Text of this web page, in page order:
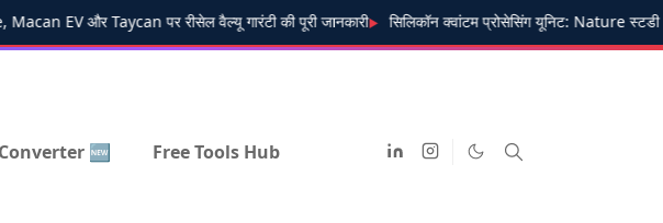
EV और Taycan पर रीसेल वैल्यू गारंटी की पूरी जानकारी सिलिकॉन क्वांटम प्रोसेसिंग यूनिट: Nature स्टडी
🆕 Free Tools Hub